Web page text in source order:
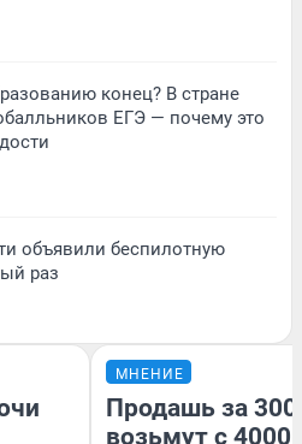
конец? В стране
ЕГЭ — почему это
объявили беспилотную
раз
МНЕНИЕ
Продашь за
возьмут с